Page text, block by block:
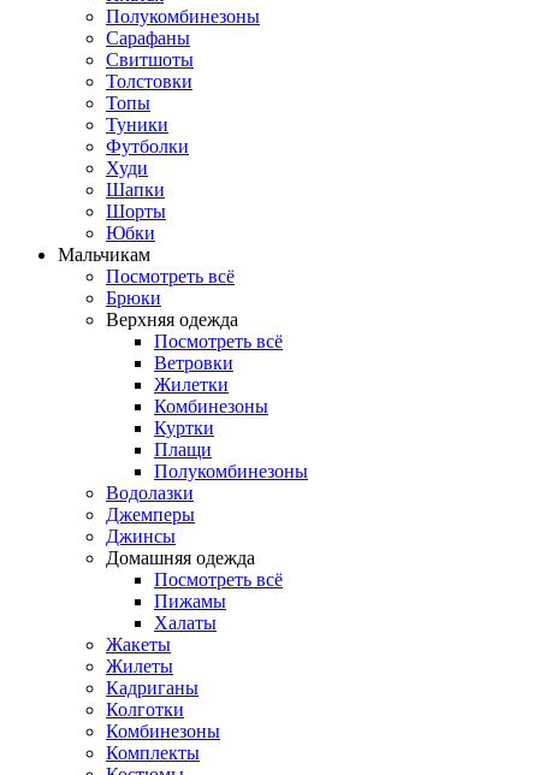
Полукомбинезоны
Сарафаны
Свитшоты
Толстовки
Топы
Туники
Футболки
Худи
Шапки
Шорты
Юбки
Мальчикам
Посмотреть всё
Брюки
Верхняя одежда
Посмотреть всё
Ветровки
Жилетки
Комбинезоны
Куртки
Плащи
Полукомбинезоны
Водолазки
Джемперы
Джинсы
Домашняя одежда
Посмотреть всё
Пижамы
Халаты
Жакеты
Жилеты
Кадриганы
Колготки
Комбинезоны
Комплекты